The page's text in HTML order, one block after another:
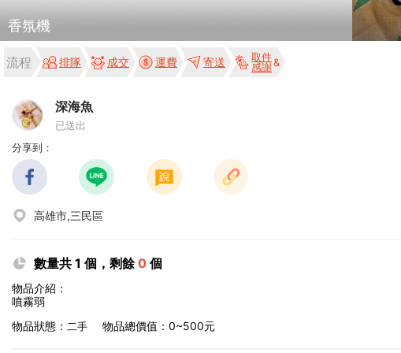
香氛機
流程 排隊 成交 運費 寄送
取件
感謝
深海魚
已送出
分享到：
高雄市,三民區
數量共 1 個，剩餘0 個
物品介紹：
噴霧弱
物品狀態： 二手 物品總價值：0~500元